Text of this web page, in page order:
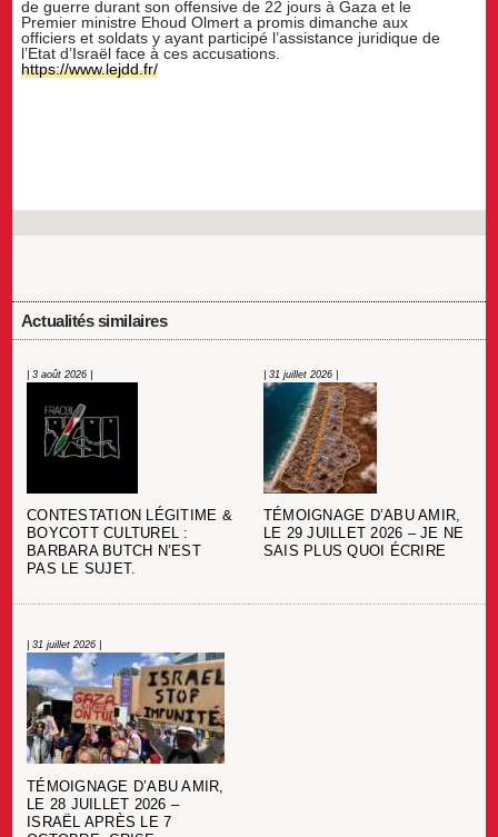
de guerre durant son offensive de 22 jours à Gaza et le
Premier ministre Ehoud Olmert a promis dimanche aux
officiers et soldats y ayant participé l’assistance juridique de
l’Etat d’Israël face à ces accusations.
https://www.lejdd.fr/
Actualités similaires
| 3 août 2026 |
CONTESTATION LÉGITIME &
BOYCOTT CULTUREL :
BARBARA BUTCH N’EST
PAS LE SUJET.
| 31 juillet 2026 |
TÉMOIGNAGE D’ABU AMIR,
LE 29 JUILLET 2026 – JE NE
SAIS PLUS QUOI ÉCRIRE
| 31 juillet 2026 |
TÉMOIGNAGE D’ABU AMIR,
LE 28 JUILLET 2026 –
ISRAËL APRÈS LE 7